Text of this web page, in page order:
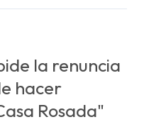
la renuncia
hacer
Rosada"